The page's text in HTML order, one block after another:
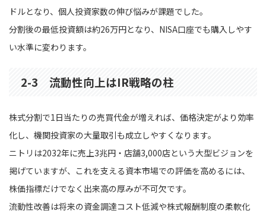
ドルとなり、個人投資家数の伸び悩みが課題でした。
分割後の最低投資額は約26万円となり、NISA口座でも購入しやす
い水準に変わります。
2-3 流動性向上はIR戦略の柱
株式分割で1日当たりの売買代金が増えれば、価格決定がより効率
化し、機関投資家の大量取引も成立しやすくなります。
ニトリは2032年に売上3兆円・店舗3,000店という大型ビジョンを
掲げていますが、これを支える資本市場での評価を高めるには、
株価指標だけでなく出来高の厚みが不可欠です。
流動性改善は将来の資金調達コスト低減や株式報酬制度の柔軟化